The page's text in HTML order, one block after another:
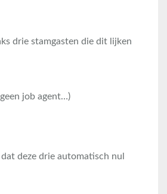
drie stamgasten die dit lijken
job agent…)
deze drie automatisch nul